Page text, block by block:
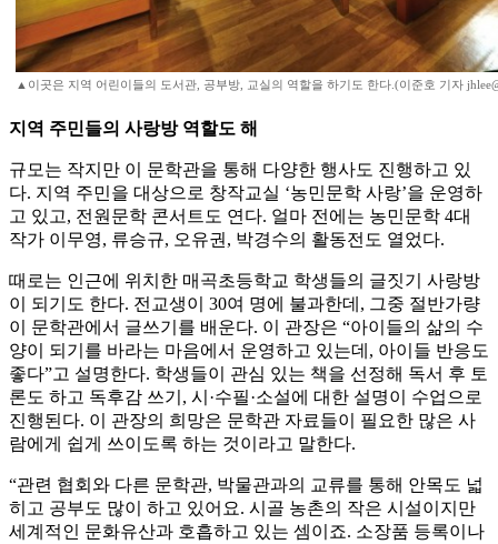
▲이곳은 지역 어린이들의 도서관, 공부방, 교실의 역할을 하기도 한다.(이준호 기자
지역 주민들의 사랑방 역할도 해
규모는 작지만 이 문학관을 통해 다양한 행사도 진행하고 있
다. 지역 주민을 대상으로 창작교실 ‘농민문학 사랑’을 운영하
고 있고, 전원문학 콘서트도 연다. 얼마 전에는 농민문학 4대
작가 이무영, 류승규, 오유권, 박경수의 활동전도 열었다.
때로는 인근에 위치한 매곡초등학교 학생들의 글짓기 사랑방
이 되기도 한다. 전교생이 30여 명에 불과한데, 그중 절반가량
이 문학관에서 글쓰기를 배운다. 이 관장은 “아이들의 삶의 수
양이 되기를 바라는 마음에서 운영하고 있는데, 아이들 반응도
좋다”고 설명한다. 학생들이 관심 있는 책을 선정해 독서 후 토
론도 하고 독후감 쓰기, 시·수필·소설에 대한 설명이 수업으로
진행된다. 이 관장의 희망은 문학관 자료들이 필요한 많은 사
람에게 쉽게 쓰이도록 하는 것이라고 말한다.
“관련 협회와 다른 문학관, 박물관과의 교류를 통해 안목도 넓
히고 공부도 많이 하고 있어요. 시골 농촌의 작은 시설이지만
세계적인 문화유산과 호흡하고 있는 셈이죠. 소장품 등록이나